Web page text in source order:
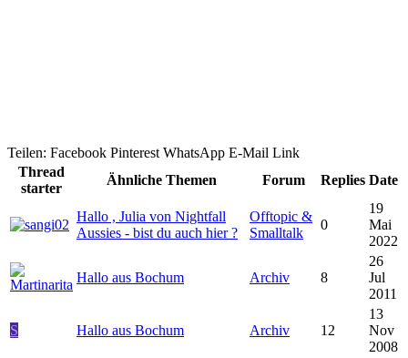
Teilen: Facebook Pinterest WhatsApp E-Mail Link
Thread
starter
Ähnliche Themen Forum Replies Date
Hallo , Julia von Nightfall
Aussies - bist du auch hier ?
Offtopic &
Smalltalk
0
19
Mai
2022
Hallo aus Bochum Archiv 8
26
Jul
2011
S Hallo aus Bochum Archiv 12
13
Nov
2008